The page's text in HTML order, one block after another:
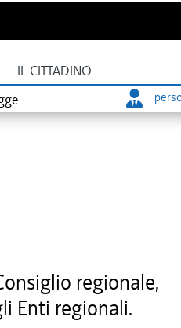
IL CITTADINO
regionale,
Enti regionali.